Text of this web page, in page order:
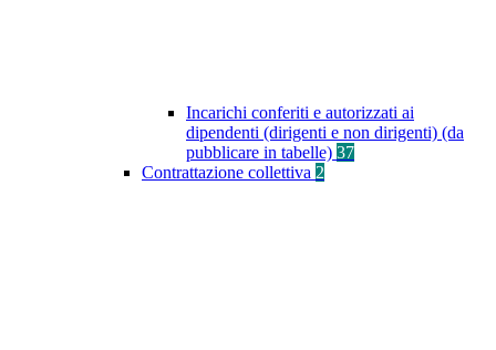
Incarichi conferiti e autorizzati ai
dipendenti (dirigenti e non dirigenti) (da
pubblicare in tabelle) 37
Contrattazione collettiva 2